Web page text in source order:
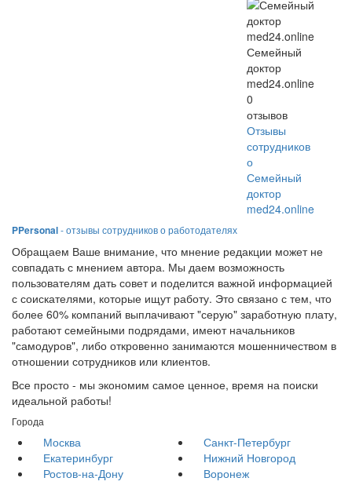
Семейный
доктор
med24.online
0
отзывов
Отзывы
сотрудников
о
Семейный
доктор
med24.online
PPersonal- отзывы сотрудников о работодателях
Обращаем Ваше внимание, что мнение редакции может не
совпадать с мнением автора. Мы даем возможность
пользователям дать совет и поделится важной информацией
с соискателями, которые ищут работу. Это связано с тем, что
более 60% компаний выплачивают "серую" заработную плату,
работают семейными подрядами, имеют начальников
"самодуров", либо откровенно занимаются мошенничеством в
отношении сотрудников или клиентов.
Все просто - мы экономим самое ценное, время на поиски
идеальной работы!
Города
Москва
Санкт-Петербург
Екатеринбург
Нижний Новгород
Ростов-на-Дону
Воронеж